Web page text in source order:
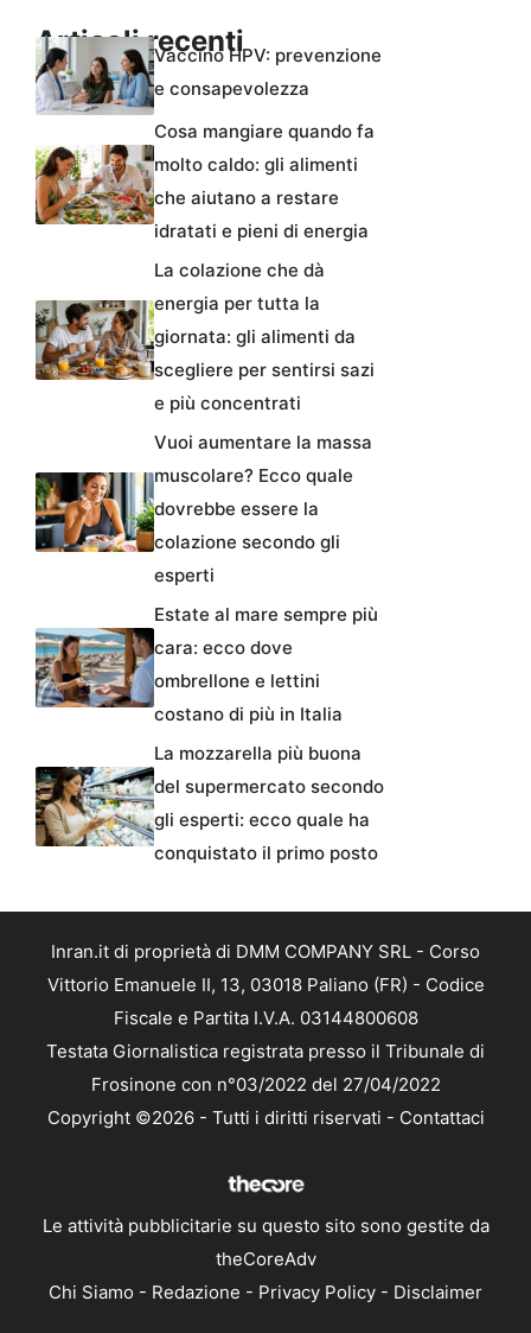
Articoli recentiVaccino HPV: prevenzione
e consapevolezza
Cosa mangiare quando fa
molto caldo: gli alimenti
che aiutano a restare
idratati e pieni di energia
La colazione che dà
energia per tutta la
giornata: gli alimenti da
scegliere per sentirsi sazi
e più concentrati
Vuoi aumentare la massa
muscolare? Ecco quale
dovrebbe essere la
colazione secondo gli
esperti
Estate al mare sempre più
cara: ecco dove
ombrellone e lettini
costano di più in Italia
La mozzarella più buona
del supermercato secondo
gli esperti: ecco quale ha
conquistato il primo posto
Inran.it di proprietà di DMM COMPANY SRL - Corso
Vittorio Emanuele II, 13, 03018 Paliano (FR) - Codice
Fiscale e Partita I.V.A. 03144800608
Testata Giornalistica registrata presso il Tribunale di
Frosinone con n°03/2022 del 27/04/2022
Copyright ©2026 - Tutti i diritti riservati - Contattaci
Le attività pubblicitarie su questo sito sono gestite da
theCoreAdv
Chi Siamo - Redazione - Privacy Policy - Disclaimer